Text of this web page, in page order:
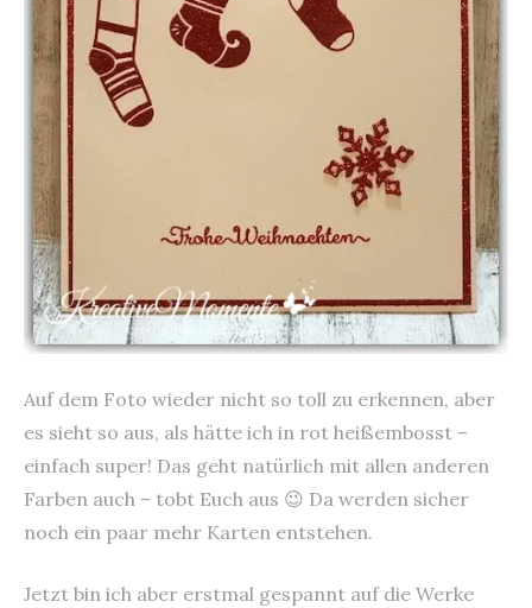
Auf dem Foto wieder nicht so toll zu erkennen, aber
es sieht so aus, als hätte ich in rot heißembosst –
einfach super! Das geht natürlich mit allen anderen
Farben auch – tobt Euch aus 😉 Da werden sicher
noch ein paar mehr Karten entstehen.
Jetzt bin ich aber erstmal gespannt auf die Werke